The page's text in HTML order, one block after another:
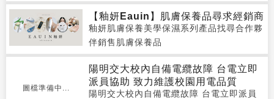
【釉妍Eauin】肌膚保養品尋求經銷商
釉妍肌膚保養美學保濕系列產品找尋合作夥
伴銷售肌膚保養品
圖檔準備中...
陽明交大校內自備電纜故障 台電立即
派員協助 致力維護校園用電品質
陽明交大校內自備電纜故障 台電立即派員